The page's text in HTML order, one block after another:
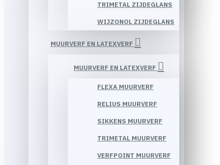
TRIMETAL ZIJDEGLANS
WIJZONOL ZIJDEGLANS
MUURVERF EN LATEXVERF
MUURVERF EN LATEXVERF
FLEXA MUURVERF
RELIUS MUURVERF
SIKKENS MUURVERF
TRIMETAL MUURVERF
VERFPOINT MUURVERF